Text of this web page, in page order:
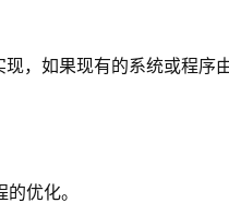
，如果现有的系统或程
优化。